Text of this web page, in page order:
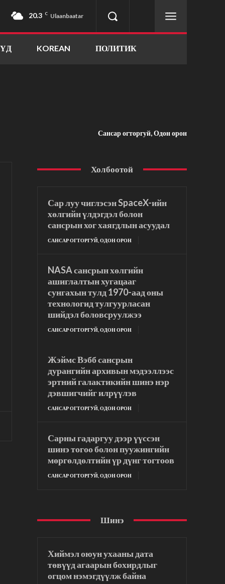
20.3 C Ulaanbaatar
KOREAN ПОЛИТИК
Сансар огторгуй, Одон орон
Холбоотой
Сар луу чиглэсэн SpaceX-ийн
хөлгийн үлдэгдэл болон
сансрын хог хаягдлын асуудал
САНСАР ОГТОРГУЙ, ОДОН ОРОН
NASA сансрын хөлгийн
ашиглалтын хугацааг
сунгахын тулд 1970-аад оны
технологид тулгуурласан
шийдэл боловсруулжээ
САНСАР ОГТОРГУЙ, ОДОН ОРОН
Жэймс Вэбб сансрын
дурангийн архивын мэдээллээс
эртний галактикийн шинэ нэр
дэвшигчийг илрүүлэв
САНСАР ОГТОРГУЙ, ОДОН ОРОН
Сарны гадаргуу дээр үүссэн
шинэ тогоо болон пуужингийн
мөргөлдөлтийн үр дүнг тогтоов
САНСАР ОГТОРГУЙ, ОДОН ОРОН
Шинэ
Хиймэл оюун ухааны дата
төвүүд агаарын бохирдлыг
огцом нэмэгдүүлж байна